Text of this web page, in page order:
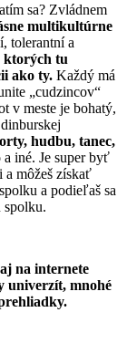
sa? Zvládnem
multikultúrne
tolerantní a
ktorých tu
ako ty. Každý má
„cudzincov“
v meste je bohatý,
hudbu, tanec,
a iné. Je super byť
môžeš získať
a podieľaš sa
spolku.
na internete
univerzít, mnohé